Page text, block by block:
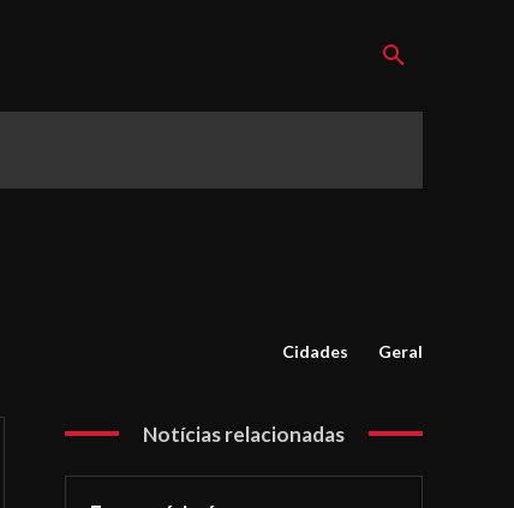
Cidades Geral
Notícias relacionadas